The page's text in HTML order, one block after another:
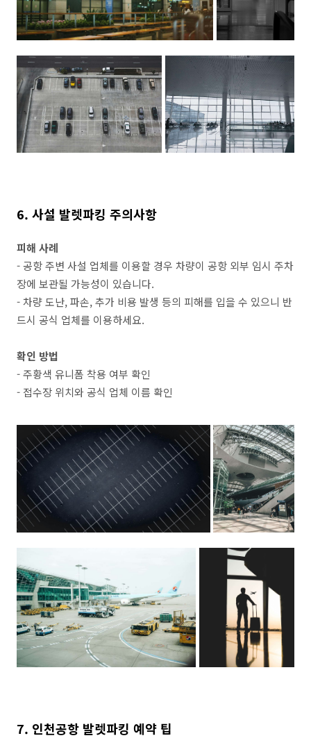
6. 사설 발렛파킹 주의사항
피해 사례
- 공항 주변 사설 업체를 이용할 경우 차량이 공항 외부 임시 주차
장에 보관될 가능성이 있습니다.
- 차량 도난, 파손, 추가 비용 발생 등의 피해를 입을 수 있으니 반
드시 공식 업체를 이용하세요.
확인 방법
- 주황색 유니폼 착용 여부 확인
- 접수장 위치와 공식 업체 이름 확인
7. 인천공항 발렛파킹 예약 팁